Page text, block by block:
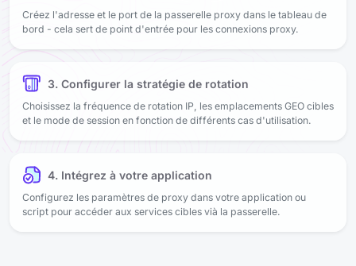
Créez l'adresse et le port de la passerelle proxy dans le tableau de
bord - cela sert de point d'entrée pour les connexions proxy.
3. Configurer la stratégie de rotation
Choisissez la fréquence de rotation IP, les emplacements GEO cibles
et le mode de session en fonction de différents cas d'utilisation.
4. Intégrez à votre application
Configurez les paramètres de proxy dans votre application ou
script pour accéder aux services cibles vià la passerelle.